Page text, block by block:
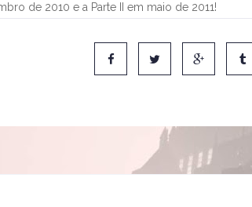
de 2010 e a Parte II em maio de 2011!